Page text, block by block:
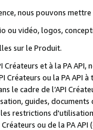
nous pouvons
ou vidéo, logos,
sur le Produit.
Créateurs et à la PA
Créateurs ou la PA
le cadre de l’API
guides,
restrictions
ou de la PA